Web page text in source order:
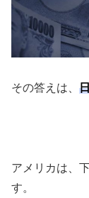
その答えは、
アメリカは、
す。